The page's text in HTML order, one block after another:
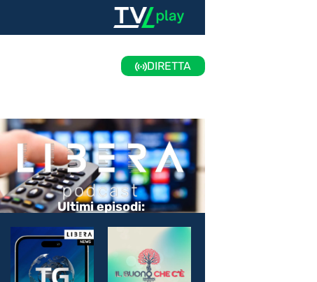
DIRETTA
Ultimi episodi: